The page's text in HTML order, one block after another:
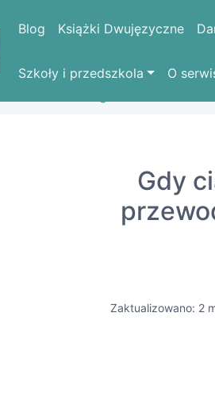
Blog Książki Dwujęzyczne
Szkoły i przedszkola O
Gdy
Zaktualizowano: 2